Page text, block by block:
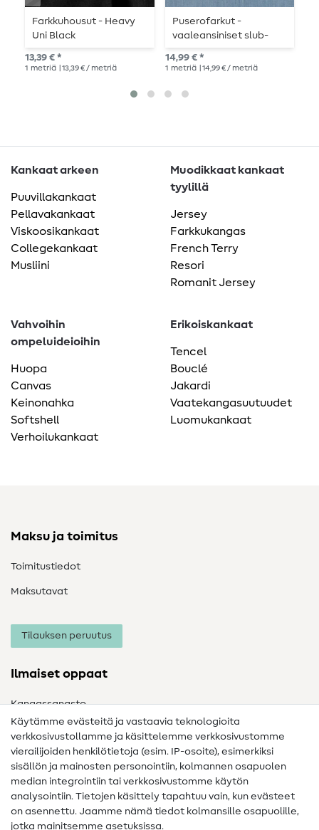
Farkkuhousut - Heavy
Uni Black
13,39 € *
1 metriä | 13,39 € / metriä
Puserofarkut -
vaaleansiniset slub-
farkut
14,99 € *
1 metriä | 14,99 € / metriä
Kankaat arkeen
Puuvillakankaat
Pellavakankaat
Viskoosikankaat
Collegekankaat
Musliini
Muodikkaat kankaat
tyylillä
Jersey
Farkkukangas
French Terry
Resori
Romanit Jersey
Vahvoihin
ompeluideioihin
Huopa
Canvas
Keinonahka
Softshell
Verhoilukankaat
Erikoiskankaat
Tencel
Bouclé
Jakardi
Vaatekangasuutuudet
Luomukankaat
Maksu ja toimitus
Toimitustiedot
Maksutavat
Tilauksen peruutus
Ilmaiset oppaat
Kangassanasto
Ompelusanasto
Ompeluohjeet
Apua ja yhteystiedot
Yhteystiedot
Käytämme evästeitä ja vastaavia teknologioita
verkkosivustollamme ja käsittelemme verkkosivustomme
vierailijoiden henkilötietoja (esim. IP-osoite), esimerkiksi
sisällön ja mainosten personointiin, kolmannen osapuolen
median integrointiin tai verkkosivustomme käytön
analysointiin. Tietojen käsittely tapahtuu vain, kun evästeet
on asennettu. Jaamme nämä tiedot kolmansille osapuolille,
jotka mainitsemme asetuksissa.